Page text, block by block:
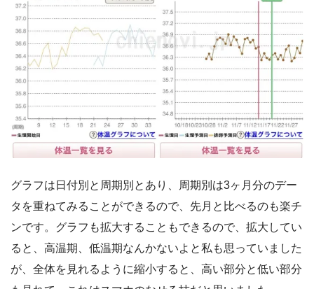
グラフは日付別と周期別とあり、周期別は3ヶ月分のデー
タを重ねてみることができるので、先月と比べるのも楽チ
ンです。グラフも拡大することもできるので、拡大してい
ると、高温期、低温期なんかないよと私も思っていました
が、全体を見れるように縮小すると、高い部分と低い部分